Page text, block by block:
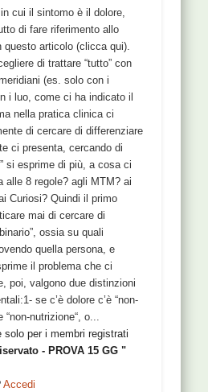
cui il sintomo è il dolore,
di fare riferimento allo
questo articolo (clicca qui).
di trattare “tutto” con
(es. solo con i
i luo, come ci ha indicato il
nella pratica clinica ci
di cercare di differenziare
ci presenta, cercando di
si esprime di più, a cosa ci
alle 8 regole? agli MTM? ai
Curiosi? Quindi il primo
mai di cercare di
ossia su quali
quella persona, e
il problema che ci
poi, valgono due distinzioni
se c’è dolore c’è “non-
“non-nutrizione“, o...
solo per i membri registrati
- PROVA 15 GG "
Accedi